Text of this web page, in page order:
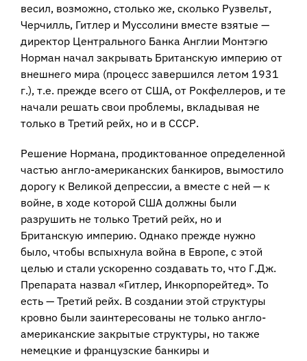
весил, возможно, столько же, сколько Рузвельт,
Черчилль, Гитлер и Муссолини вместе взятые —
директор Центрального Банка Англии Монтэгю
Норман начал закрывать Британскую империю от
внешнего мира (процесс завершился летом 1931
г.), т.е. прежде всего от США, от Рокфеллеров, и те
начали решать свои проблемы, вкладывая не
только в Третий рейх, но и в СССР.
Решение Нормана, продиктованное определенной
частью англо-американских банкиров, вымостило
дорогу к Великой депрессии, а вместе с ней — к
войне, в ходе которой США должны были
разрушить не только Третий рейх, но и
Британскую империю. Однако прежде нужно
было, чтобы вспыхнула война в Европе, с этой
целью и стали ускоренно создавать то, что Г.Дж.
Препарата назвал «Гитлер, Инкорпорейтед». То
есть — Третий рейх. В создании этой структуры
кровно были заинтересованы не только англо-
американские закрытые структуры, но также
немецкие и французские банкиры и